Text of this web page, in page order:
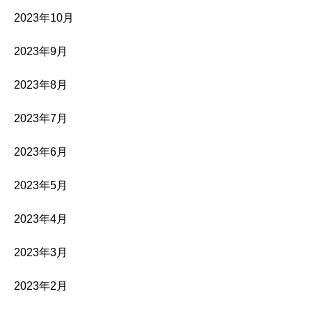
2023年10月
2023年9月
2023年8月
2023年7月
2023年6月
2023年5月
2023年4月
2023年3月
2023年2月